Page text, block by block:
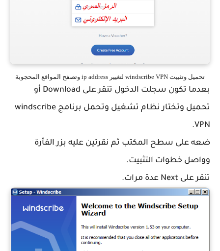
تحميل وتثبيت windscribe VPN لتغيير ip address وتصفح المواقع المحجوبة
بعدما تكون سجلت الدخول تنقر على Download أو
تحميل وتختار نظام تشغيل وتحمل برنامج windscribe
VPN.
ضعه على سطح المكتب ثم نقرتين عليه بزر الفأرة
وواصل خطوات التثبيت.
تنقر على Next عدة مرات.